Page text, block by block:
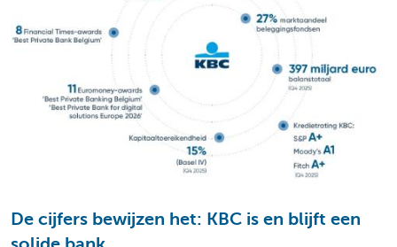
De cijfers bewijzen het: KBC is en blijft een